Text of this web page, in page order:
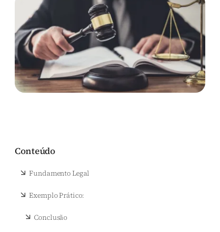
Conteúdo
Fundamento Legal
Exemplo Prático:
Conclusão